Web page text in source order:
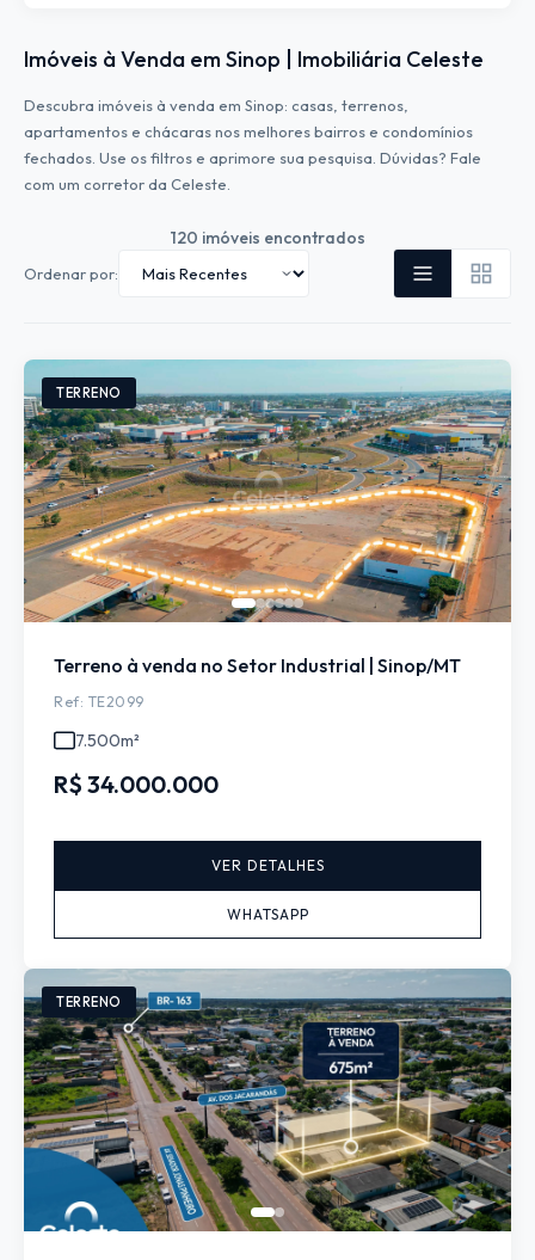
Imóveis à Venda em Sinop | Imobiliária Celeste
Descubra imóveis à venda em Sinop: casas, terrenos,
apartamentos e chácaras nos melhores bairros e condomínios
fechados. Use os filtros e aprimore sua pesquisa. Dúvidas? Fale
com um corretor da Celeste.
120 imóveis encontrados
Ordenar por:
TERRENO
Terreno à venda no Setor Industrial | Sinop/MT
Ref: TE2099
7.500m²
R$ 34.000.000
VER DETALHES
WHATSAPP
TERRENO